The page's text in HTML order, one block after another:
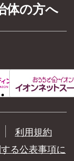
体の方へ
利用規約
る公表事項に